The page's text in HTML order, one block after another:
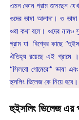
এমন কোন গ্রাম শুনেছেন
ওদের ভাষা আলাদা। ও
ওরা কথা বলে। ওদের নামও
গ্রাম যা বিশ্বের কাছে
ঐতিহ্য রয়েছে এই গ্রামে ।
“সিলবো গোমেরো” ভাষা
হুসলিং ভিলেজ কে নিয়ে হবে।
হুইসলিং ভিলেজ এর